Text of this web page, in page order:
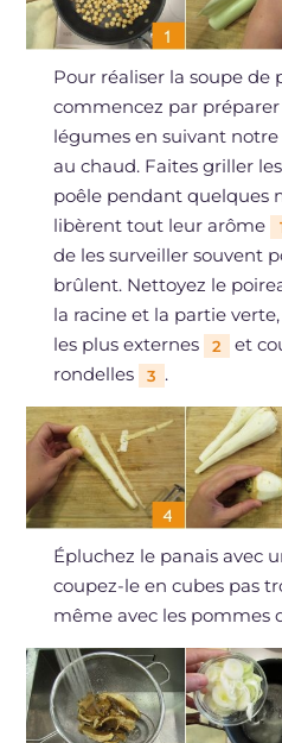
Pour réaliser la soupe de
commencez par
légumes en suivant
au chaud. Faites griller
poêle pendant quelques
libèrent tout leur arôme
de les surveiller souvent
brûlent. Nettoyez le
la racine et la partie
les plus externes
2
et
rondelles
3 .
Épluchez le panais avec
coupez-le en cubes pas
même avec les pommes